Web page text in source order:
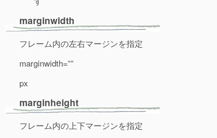
marginwidth
フレーム内の左右マージンを指定
marginwidth=””
px
marginheight
フレーム内の上下マージンを指定